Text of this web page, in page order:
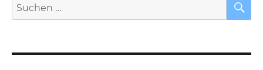
Suchen
nach: